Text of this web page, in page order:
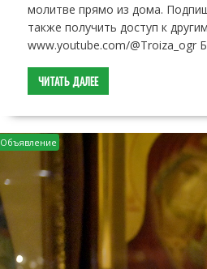
молитве прямо из дома.
также получить доступ к
www.youtube.com/@Troiza_ogr
ЧИТАТЬ ДАЛЕЕ
Объявление